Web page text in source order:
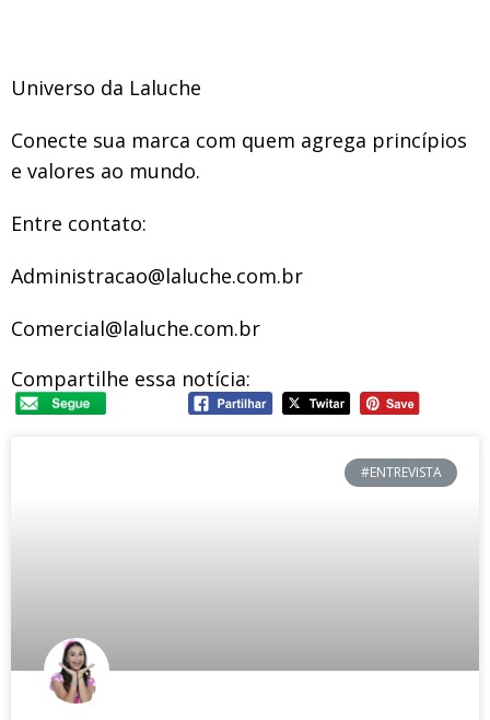
Universo da Laluche
Conecte sua marca com quem agrega princípios
e valores ao mundo.
Entre contato:
Administracao@laluche.com.br
Comercial@laluche.com.br
Compartilhe essa notícia:
#ENTREVISTA